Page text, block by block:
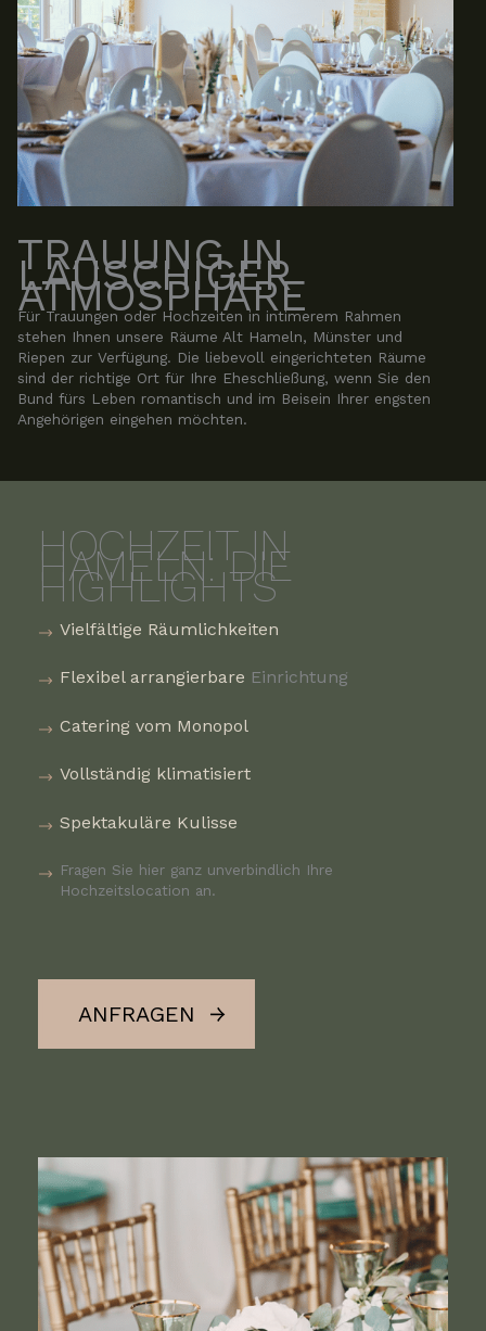
TRAUUNG IN
LAUSCHIGER
ATMOSPHÄRE
Für Trauungen oder Hochzeiten in intimerem Rahmen
stehen Ihnen unsere Räume Alt Hameln, Münster und
Riepen zur Verfügung. Die liebevoll eingerichteten Räume
sind der richtige Ort für Ihre Eheschließung, wenn Sie den
Bund fürs Leben romantisch und im Beisein Ihrer engsten
Angehörigen eingehen möchten.
HOCHZEIT IN
HAMELN: DIE
HIGHLIGHTS
Vielfältige Räumlichkeiten
Flexibel arrangierbare Einrichtung
Catering vom Monopol
Vollständig klimatisiert
Spektakuläre Kulisse
Fragen Sie hier ganz unverbindlich Ihre
Hochzeitslocation an.
ANFRAGEN